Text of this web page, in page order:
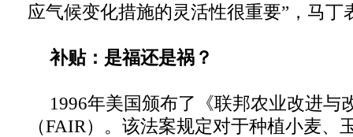
应气候变化措施的灵活性很重要”，马丁
补贴：是福还是祸？
1996年美国颁布了《联邦农业改进与
（FAIR）。该法案规定对于种植小麦、